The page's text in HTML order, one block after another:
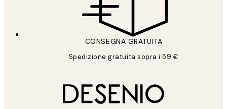
CONSEGNA GRATUITA
Spedizione gratuita sopra i 59 €